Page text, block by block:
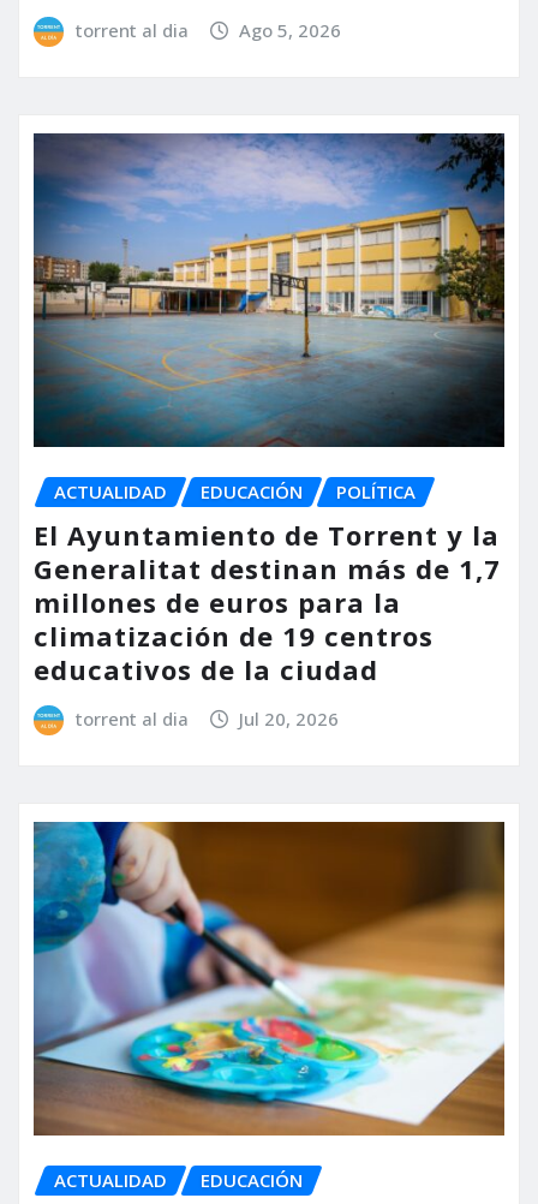
torrent al dia Ago 5, 2026
ACTUALIDAD EDUCACIÓN POLÍTICA
El Ayuntamiento de Torrent y la
Generalitat destinan más de 1,7
millones de euros para la
climatización de 19 centros
educativos de la ciudad
torrent al dia Jul 20, 2026
ACTUALIDAD EDUCACIÓN